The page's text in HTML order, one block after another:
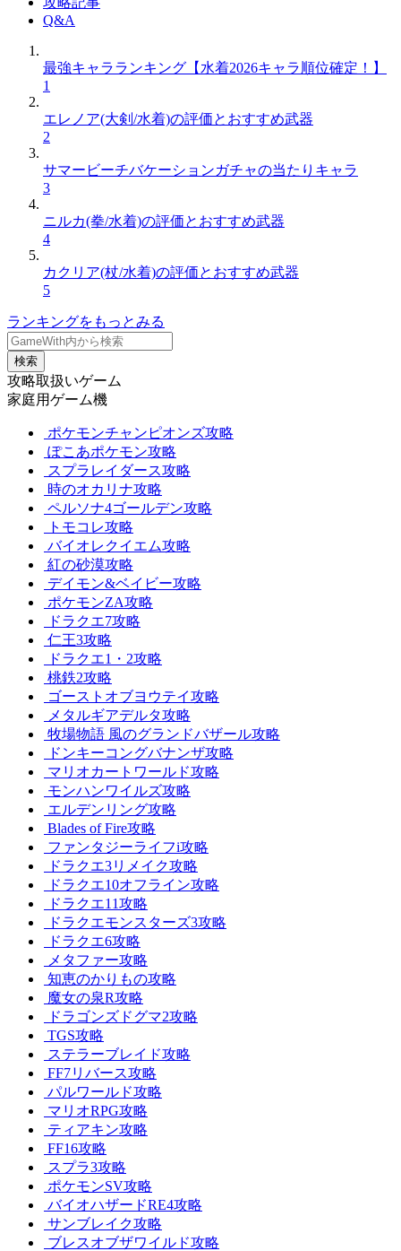
Q&A
最強キャラランキング【水着2026キャラ順位確定！】
1
エレノア(大剣/水着)の評価とおすすめ武器
2
サマービーチバケーションガチャの当たりキャラ
3
ニルカ(拳/水着)の評価とおすすめ武器
4
カクリア(杖/水着)の評価とおすすめ武器
5
ランキングをもっとみる
検索
攻略取扱いゲーム
家庭用ゲーム機
ポケモンチャンピオンズ攻略
ぽこあポケモン攻略
スプラレイダース攻略
時のオカリナ攻略
ペルソナ4ゴールデン攻略
トモコレ攻略
バイオレクイエム攻略
紅の砂漠攻略
デイモン&ベイビー攻略
ポケモンZA攻略
ドラクエ7攻略
仁王3攻略
ドラクエ1・2攻略
桃鉄2攻略
ゴーストオブヨウテイ攻略
メタルギアデルタ攻略
牧場物語 風のグランドバザール攻略
ドンキーコングバナンザ攻略
マリオカートワールド攻略
モンハンワイルズ攻略
エルデンリング攻略
Blades of Fire攻略
ファンタジーライフi攻略
ドラクエ3リメイク攻略
ドラクエ10オフライン攻略
ドラクエ11攻略
ドラクエモンスターズ3攻略
ドラクエ6攻略
メタファー攻略
知恵のかりもの攻略
魔女の泉R攻略
ドラゴンズドグマ2攻略
TGS攻略
ステラーブレイド攻略
FF7リバース攻略
パルワールド攻略
マリオRPG攻略
ティアキン攻略
FF16攻略
スプラ3攻略
ポケモンSV攻略
バイオハザードRE4攻略
サンブレイク攻略
ブレスオブザワイルド攻略